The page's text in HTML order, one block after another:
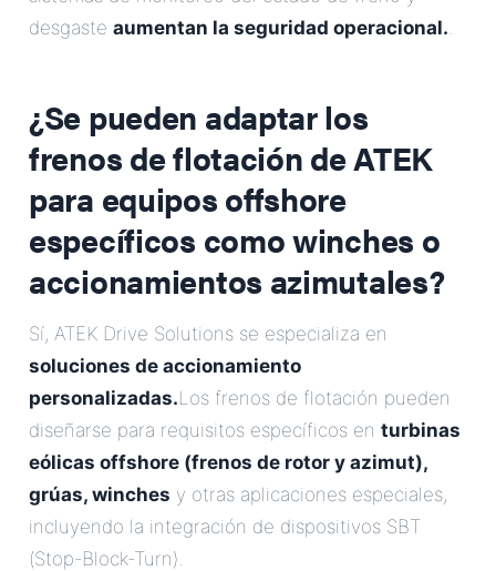
desgaste aumentan la seguridad operacional..
¿Se pueden adaptar los
frenos de flotación de ATEK
para equipos offshore
específicos como winches o
accionamientos azimutales?
Sí, ATEK Drive Solutions se especializa en
soluciones de accionamiento
personalizadas.Los frenos de flotación pueden
diseñarse para requisitos específicos en turbinas
eólicas offshore (frenos de rotor y azimut),
grúas, winches y otras aplicaciones especiales,
incluyendo la integración de dispositivos SBT
(Stop-Block-Turn).